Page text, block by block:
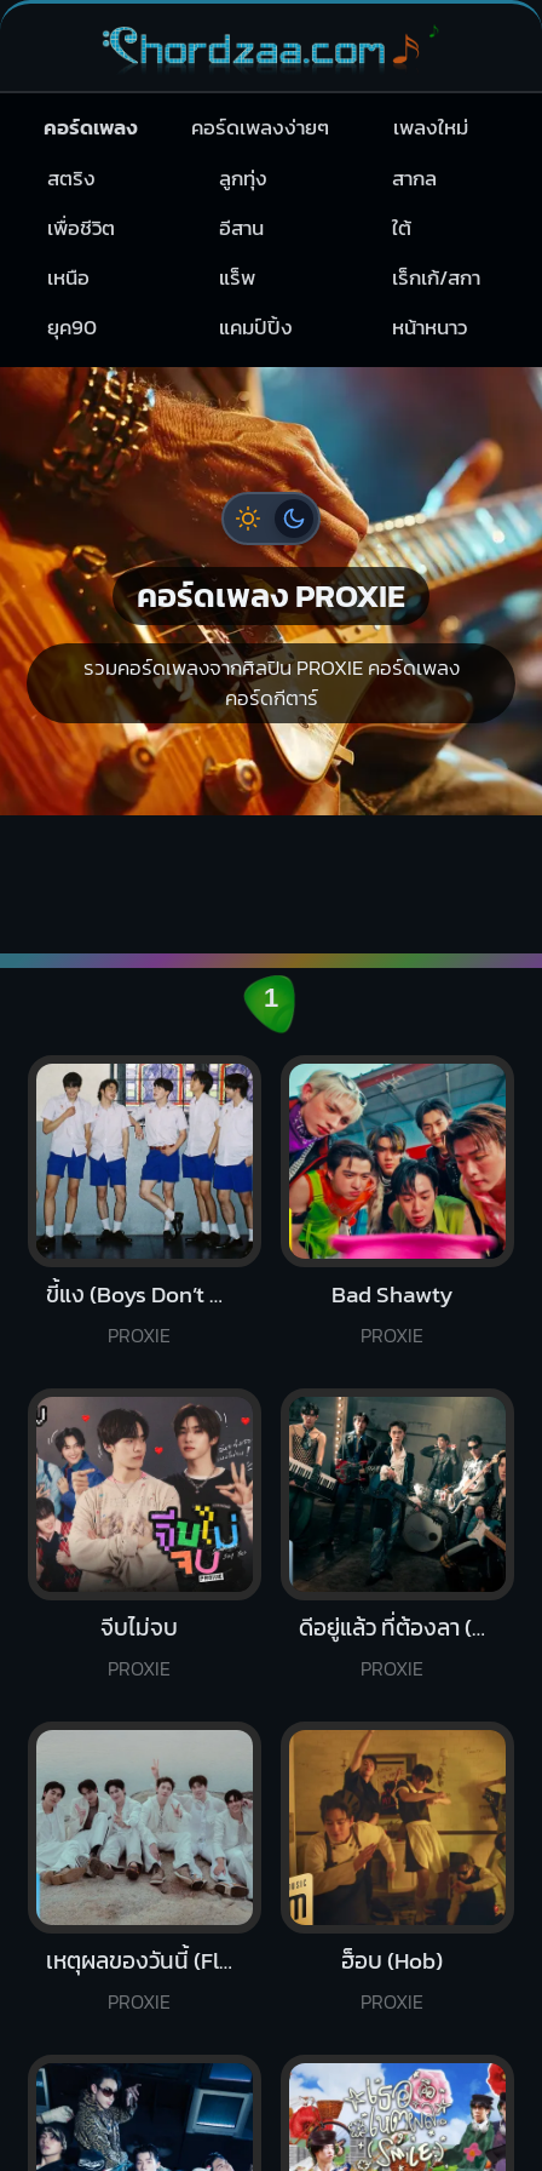
คอร์ดเพลง คอร์ดเพลงง่ายๆ
เพลงใหม่
สตริง
ลูกทุ่ง
สากล
เพื่อชีวิต
อีสาน
ใต้
เหนือ
แร็พ
เร็กเก้/สกา
ยุค90
แคมป์ปิ้ง หน้าหนาว
คอร์ดเพลง PROXIE
รวมคอร์ดเพลงจากศิลปิน PROXIE คอร์ดเพลง
คอร์ดกีตาร์
1
ขี้แง (Boys Don’t Cry)
PROXIE
Bad Shawty
PROXIE
จีบไม่จบ
PROXIE
ดีอยู่แล้ว ที่ต้องลา (I’m Good)
PROXIE
เหตุผลของวันนี้ (Flower)
PROXIE
ฮ็อบ (Hob)
PROXIE